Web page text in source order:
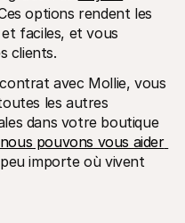
options rendent les
faciles, et vous
clients.
avec Mollie, vous
les autres
dans votre boutique
nous pouvons vous aider
importe où vivent